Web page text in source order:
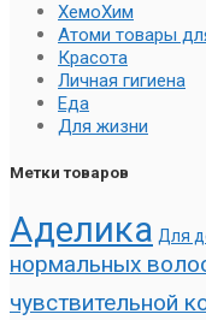
ХемоХим
Атоми товары
Красота
Личная гигиена
Еда
Для жизни
Метки товаров
Аделика Для
нормальных
чувствительной